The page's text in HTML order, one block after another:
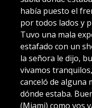
había puesto el
por todos lados y
Tuvo una mala
estafado con un
la señora le dijo,
vivamos
canceló de alguna
dónde estaba.
(Miami) como vos